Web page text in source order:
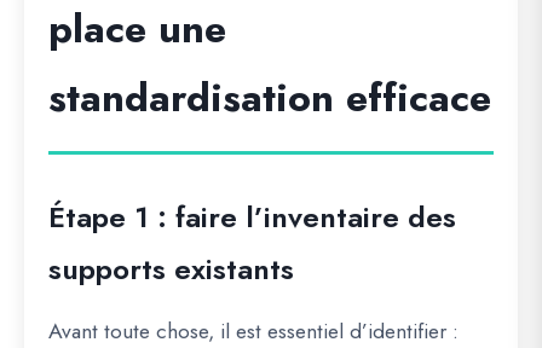
place une
standardisation efficace
Étape 1 : faire l’inventaire des
supports existants
Avant toute chose, il est essentiel d’identifier :